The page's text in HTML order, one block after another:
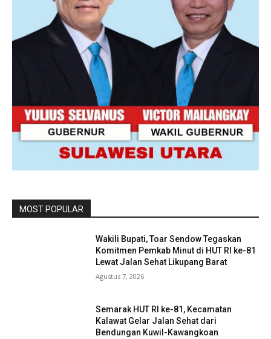
MOST POPULAR
Wakili Bupati, Toar Sendow Tegaskan
Komitmen Pemkab Minut di HUT RI ke-81
Lewat Jalan Sehat Likupang Barat
Agustus 7, 2026
Semarak HUT RI ke-81, Kecamatan
Kalawat Gelar Jalan Sehat dari
Bendungan Kuwil-Kawangkoan